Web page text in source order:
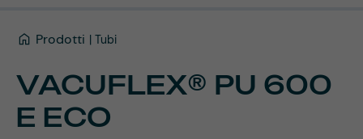
Prodotti Tubi
VACUFLEX® PU 600
E ECO